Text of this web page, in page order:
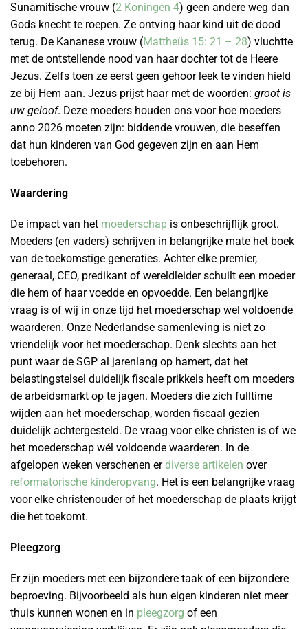
Sunamitische vrouw (2 Koningen 4) geen andere weg dan
Gods knecht te roepen. Ze ontving haar kind uit de dood
terug. De Kananese vrouw (Mattheüs 15: 21 – 28) vluchtte
met de ontstellende nood van haar dochter tot de Heere
Jezus. Zelfs toen ze eerst geen gehoor leek te vinden hield
ze bij Hem aan. Jezus prijst haar met de woorden: groot is
uw geloof. Deze moeders houden ons voor hoe moeders
anno 2026 moeten zijn: biddende vrouwen, die beseffen
dat hun kinderen van God gegeven zijn en aan Hem
toebehoren.
Waardering
De impact van het moederschap is onbeschrijflijk groot.
Moeders (en vaders) schrijven in belangrijke mate het boek
van de toekomstige generaties. Achter elke premier,
generaal, CEO, predikant of wereldleider schuilt een moeder
die hem of haar voedde en opvoedde. Een belangrijke
vraag is of wij in onze tijd het moederschap wel voldoende
waarderen. Onze Nederlandse samenleving is niet zo
vriendelijk voor het moederschap. Denk slechts aan het
punt waar de SGP al jarenlang op hamert, dat het
belastingstelsel duidelijk fiscale prikkels heeft om moeders
de arbeidsmarkt op te jagen. Moeders die zich fulltime
wijden aan het moederschap, worden fiscaal gezien
duidelijk achtergesteld. De vraag voor elke christen is of we
het moederschap wél voldoende waarderen. In de
afgelopen weken verschenen erdiverse artikelen over
reformatorische kinderopvang. Het is een belangrijke vraag
voor elke christenouder of het moederschap de plaats krijgt
die het toekomt.
Pleegzorg
Er zijn moeders met een bijzondere taak of een bijzondere
beproeving. Bijvoorbeeld als hun eigen kinderen niet meer
thuis kunnen wonen en in pleegzorg of een